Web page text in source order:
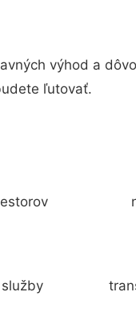
výhod a
ľutovať.